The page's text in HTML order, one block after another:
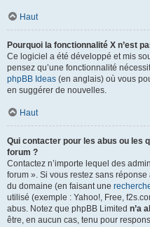
Haut
Pourquoi la fonctionnalité X n’est
Ce logiciel a été développé et mis
pensez qu’une fonctionnalité
phpBB Ideas (en anglais) où vous
en suggérer de nouvelles.
Haut
Qui contacter pour les abus ou les
forum ?
Contactez n’importe lequel des
forum ». Si vous restez sans
du domaine (en faisant une
utilisé (exemple : Yahoo!, Free,
abus. Notez que phpBB Limited n’a
être, en aucun cas, tenu pour